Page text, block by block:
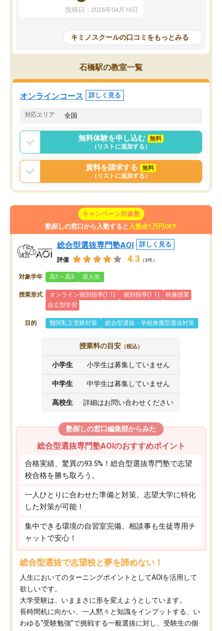
を詰め込むのではなく、自学自習の習
慣が身につくよう並走してくれるの
はなくなりました。
講師の方との距離も近く、親身なコー
チングのおかげで、停滞期もモチベー
ションを維持できました。「やらされ
る勉強」から「目標のための勉強」へ
意識が変わったことが、目標校への合
投稿日：2026年04月16日
の仕方をコーチングして
ルなので、家での学習習
身につきました。結果と
た。自分から学ぶ姿勢を
キミノスクールの口コミをもっとみる
石橋駅の教室一覧
オンラインコース 詳しく見る
対応エリア 全国
無料体験を申し込む
無料
（リストに追加する）
資料を請求する
無料
（リストに追加する）
キャンペーン対象塾
塾探しの窓口から入塾すると 入塾金1万円OFF
総合型選抜専門塾AOI 詳しく見る
評価 4.3 （3件）
対象学年 高1～高3 浪人生
授業形式 オンライン個別指導(1:1) 個別指導(1:1)
映像授業
自立型学習
目的 難関私立受験対策 総合型選抜・学校推薦型選抜対策
授業料の目安 （税込）
小学生 小学生は募集していません
中学生 中学生は募集していません
高校生 詳細はお問い合わせください
塾探しの窓口編集部からみた
総合型選抜専門塾AOIのおすすめポイント
合格実績、驚異の93.5%！総合型選抜専門塾で志望
校合格を勝ち取ろう。
一人ひとりに合わせた準備と対策。志望大学に特化
した対策が可能！
集中できる環境の自習室完備。相談事も生徒専用チ
ャットで安心！
総合型選抜で志望校と夢を諦めない！
人生においてのターニングポイントとしてAOIを活用して
欲しいです。
大学受験は、いままさに形を変えようとしています。
長時間机に向かい、一人黙々と知識をインプットする、い
わゆる“受験勉強”で挑戦する一般選抜に対し、受験生の個